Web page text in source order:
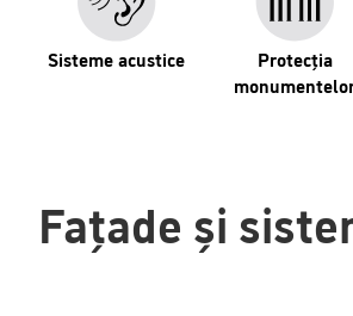
Sisteme acustice
Protecția
Fațade și